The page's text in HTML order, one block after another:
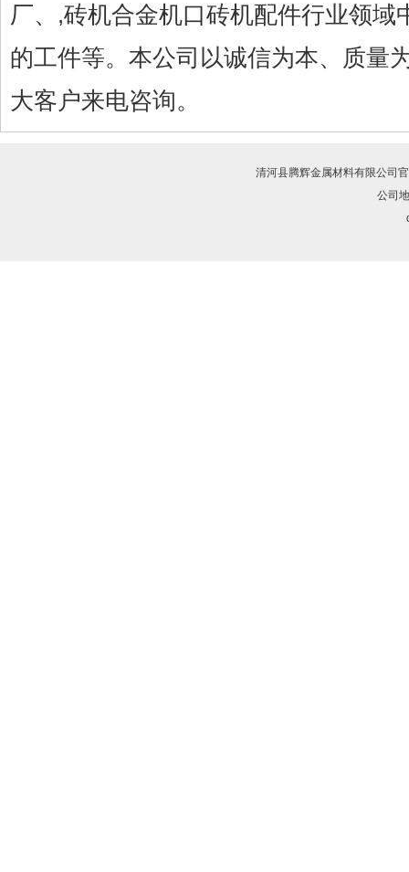
厂、,砖机合金机口砖机配件行业领域
的工件等。本公司以诚信为本、质量
大客户来电咨询。
清河县腾辉金属材料有限公司
公司